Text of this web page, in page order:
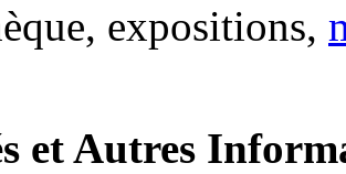
expositions,
et Autres